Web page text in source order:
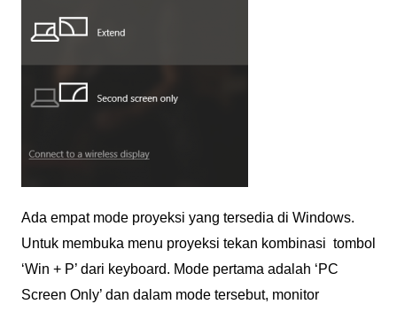
Ada empat mode proyeksi yang tersedia di Windows.
Untuk membuka menu proyeksi tekan kombinasi tombol
‘Win + P’ dari keyboard. Mode pertama adalah ‘PC
Screen Only’ dan dalam mode tersebut, monitor